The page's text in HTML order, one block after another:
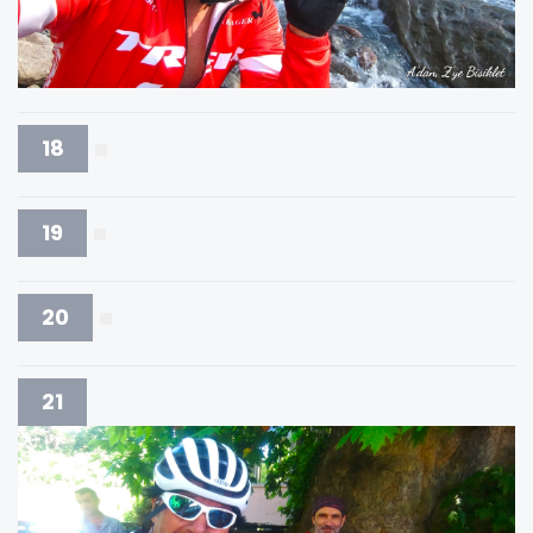
18
19
20
21